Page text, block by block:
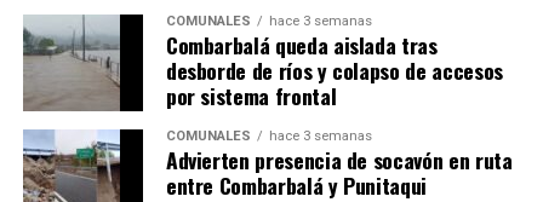
COMUNALES hace 3 semanas
Combarbalá queda aislada tras
desborde de ríos y colapso de accesos
por sistema frontal
COMUNALES hace 3 semanas
Advierten presencia de socavón en ruta
entre Combarbalá y Punitaqui